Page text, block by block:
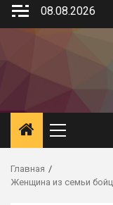
08.08.2026
Главная
Женщина из семьи